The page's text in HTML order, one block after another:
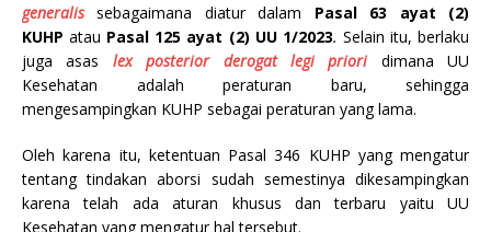
generalissebagaimana diatur dalam Pasal 63 ayat (2)
KUHP atau Pasal 125 ayat (2) UU 1/2023. Selain itu, berlaku
juga asas
lex posterior derogat legi priori
dimana UU
Kesehatan adalah peraturan baru, sehingga
mengesampingkan KUHP sebagai peraturan yang lama.
Oleh karena itu, ketentuan Pasal 346 KUHP yang mengatur
tentang tindakan aborsi sudah semestinya dikesampingkan
karena telah ada aturan khusus dan terbaru yaitu UU
Kesehatan yang mengatur hal tersebut.